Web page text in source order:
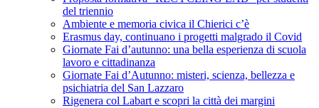
del triennio
Ambiente e memoria civica il Chierici c’è
Erasmus day, continuano i progetti malgrado il Covid
Giornate Fai d’autunno: una bella esperienza di scuola
lavoro e cittadinanza
Giornate Fai d’Autunno: misteri, scienza, bellezza e
psichiatria del San Lazzaro
Rigenera col Labart e scopri la città dei margini